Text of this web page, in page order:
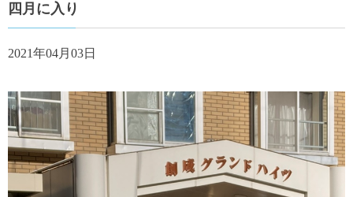
四月に入り
2021年04月03日